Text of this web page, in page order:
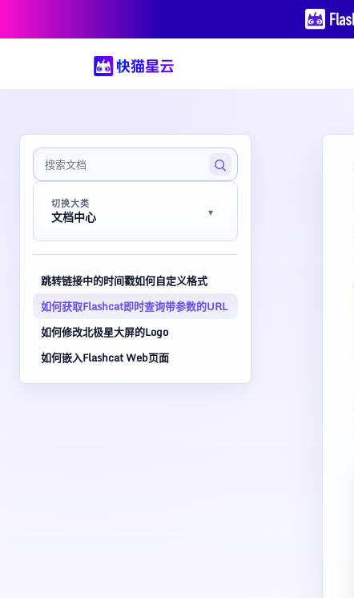
切换大类
文档中心
跳转链接中的时间戳如何自定义格式
如何获取Flashcat即时查询带参数的URL
如何修改北极星大屏的Logo
如何嵌入Flashcat Web页面